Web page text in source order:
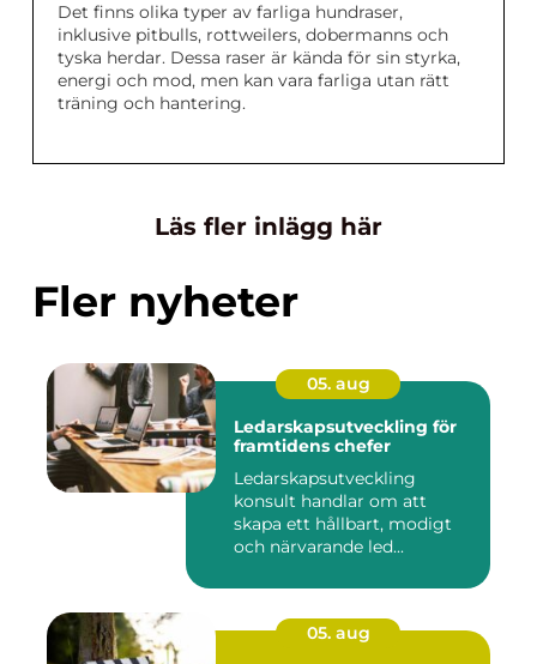
Det finns olika typer av farliga hundraser,
inklusive pitbulls, rottweilers, dobermanns och
tyska herdar. Dessa raser är kända för sin styrka,
energi och mod, men kan vara farliga utan rätt
träning och hantering.
Läs fler inlägg här
Fler nyheter
05. aug
Ledarskapsutveckling för
framtidens chefer
Ledarskapsutveckling
konsult handlar om att
skapa ett hållbart, modigt
och närvarande led...
05. aug